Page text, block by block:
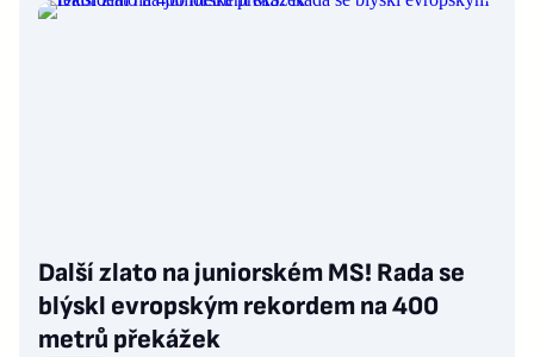
Další zlato na juniorském MS! Rada se
blýskl evropským rekordem na 400
metrů překážek